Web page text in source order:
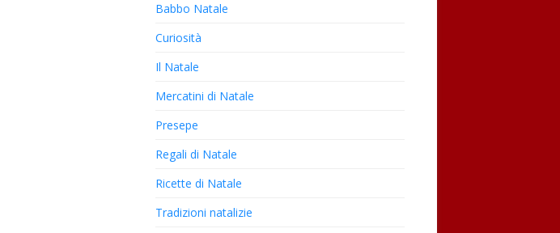
Babbo Natale
Curiosità
Il Natale
Mercatini di Natale
Presepe
Regali di Natale
Ricette di Natale
Tradizioni natalizie